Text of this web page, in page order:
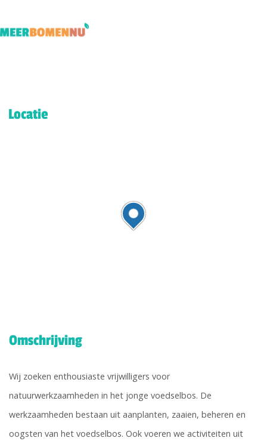
Locatie
Omschrijving
Wij zoeken enthousiaste vrijwilligers voor
natuurwerkzaamheden in het jonge voedselbos. De
werkzaamheden bestaan uit aanplanten, zaaien, beheren en
oogsten van het voedselbos. Ook voeren we activiteiten uit